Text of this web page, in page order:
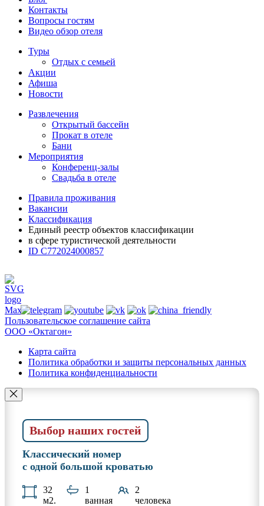
Контакты
Вопросы гостям
Видео обзор отеля
Туры
Отдых с семьей
Акции
Афиша
Новости
Развлечения
Открытый бассейн
Прокат в отеле
Бани
Мероприятия
Конференц-залы
Свадьба в отеле
Правила проживания
Вакансии
Классификация
Единый реестр объектов классификации
в сфере туристической деятельности
ID С772024000857
Пользовательское соглашение сайта
ООО «Октагон»
Карта сайта
Политика обработки и защиты персональных данных
Политика конфиденциальности
Выбор наших гостей
Классический номер
с одной большой кроватью
32
м2.
1
ванная
2
человека